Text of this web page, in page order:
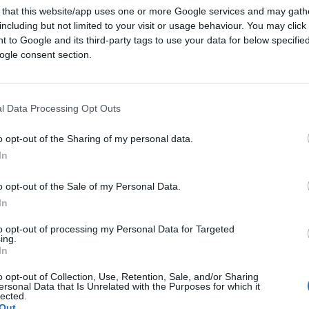
that this website/app uses one or more Google services and may
but not limited to your visit or usage behaviour. You may
to Google and its third-party tags to use your data for below
consent section.
Data Processing Opt Outs
opt-out of the Sharing of my personal data.
opt-out of the Sale of my Personal Data.
opt-out of processing my Personal Data for Targeted
opt-out of Collection, Use, Retention, Sale, and/or Sharing
Data that Is Unrelated with the Purposes for which it
02:53
il distanziamento sociale.Roberto
pasticcio del governo giallorosso e in
De Micheli.